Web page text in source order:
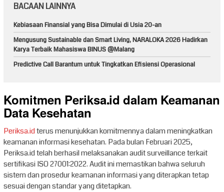
BACAAN LAINNYA
Kebiasaan Finansial yang Bisa Dimulai di Usia 20-an
Mengusung Sustainable dan Smart Living, NARALOKA 2026 Hadirkan
Karya Terbaik Mahasiswa BINUS @Malang
Predictive Call Barantum untuk Tingkatkan Efisiensi Operasional
Komitmen Periksa.id dalam Keamanan
Data Kesehatan
Periksa.idterus menunjukkan komitmennya dalam meningkatkan
keamanan informasi kesehatan. Pada bulan Februari 2025,
Periksa.id telah berhasil melaksanakan audit surveillance terkait
sertifikasi ISO 27001:2022. Audit ini memastikan bahwa seluruh
sistem dan prosedur keamanan informasi yang diterapkan tetap
sesuai dengan standar yang ditetapkan.